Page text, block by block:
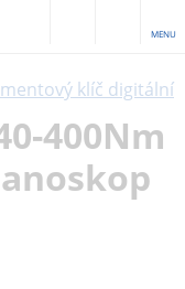
MENU
klíč digitální
400Nm